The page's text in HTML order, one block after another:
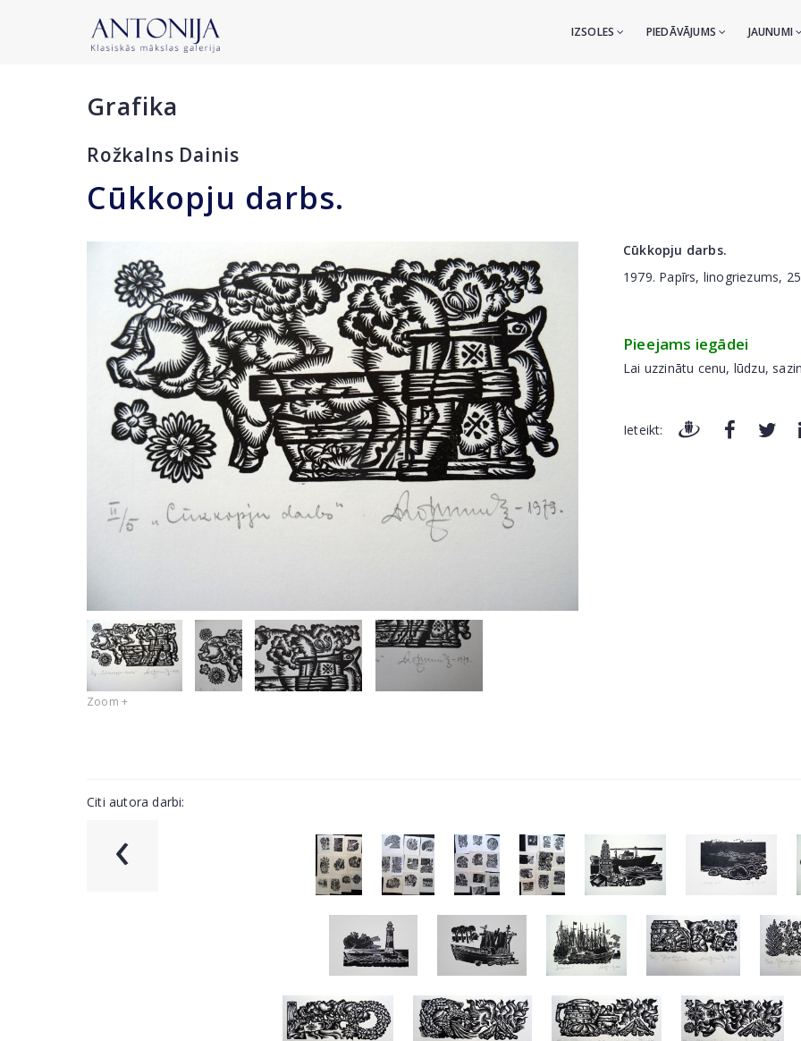
IZSOLES PIEDĀVĀJUMS JAUNUMI
Grafika
Rožkalns Dainis
Cūkkopju darbs.
Zoom +
Cūkkopju darbs.
1979. Papīrs, linogriezums,
Pieejams iegādei
Lai uzzinātu cenu, lūdzu,
Ieteikt:
Citi autora darbi:
‹